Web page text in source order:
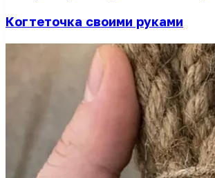
Когтеточка своими руками